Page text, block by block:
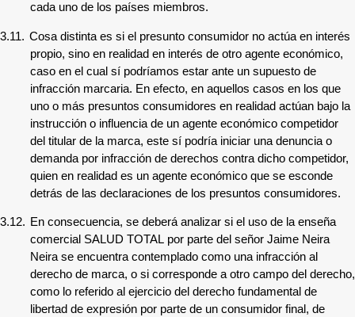
cada uno de los países miembros.
3.11. Cosa distinta es si el presunto consumidor no actúa en interés
propio, sino en realidad en interés de otro agente económico,
caso en el cual sí podríamos estar ante un supuesto de
infracción marcaria. En efecto, en aquellos casos en los que
uno o más presuntos consumidores en realidad actúan bajo la
instrucción o influencia de un agente económico competidor
del titular de la marca, este sí podría iniciar una denuncia o
demanda por infracción de derechos contra dicho competidor,
quien en realidad es un agente económico que se esconde
detrás de las declaraciones de los presuntos consumidores.
3.12. En consecuencia, se deberáanalizar si el uso de la enseña
comercial SALUD TOTALpor parte del señor Jaime Neira
Neirase encuentra contemplado como una infracción al
derecho de marca, o si corresponde a otro campo del derecho,
como lo referido al ejercicio del derecho fundamental de
libertad de expresión por parte de un consumidor final, de